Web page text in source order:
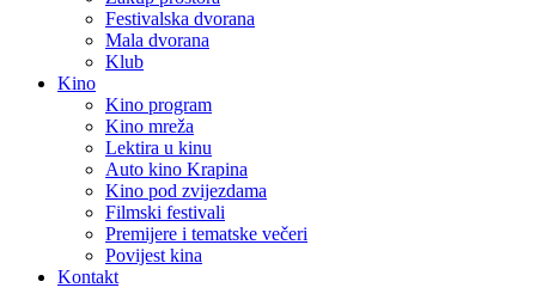
Festivalska dvorana
Mala dvorana
Klub
Kino
Kino program
Kino mreža
Lektira u kinu
Auto kino Krapina
Kino pod zvijezdama
Filmski festivali
Premijere i tematske večeri
Povijest kina
Kontakt